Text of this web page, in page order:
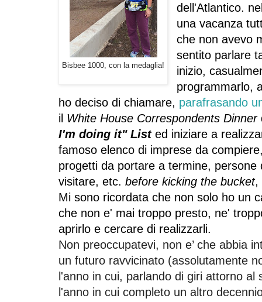
Bisbee 1000, con la medaglia!
dell'Atlantico.
una vacanza
che non avevo
sentito parlare
inizio,
programmarlo,
ho deciso di chiamare, parafrasando
il White House Correspondents Dinner
I'm doing it" Listed iniziare a
famoso elenco di imprese da
progetti da portare a termine, persone
visitare, etc. before kicking the bucket,
Mi sono ricordata che non solo ho un
che non e' mai troppo presto, ne'
aprirlo e cercare di realizzarli.
Non preoccupatevi, non e’ che abbia
un futuro ravvicinato (assolutamente
l'anno in cui, parlando di giri attorno al
l'anno in cui completo un altro